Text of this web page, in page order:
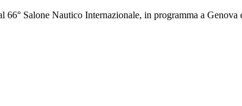
Salone Nautico Internazionale, in programma a Genova